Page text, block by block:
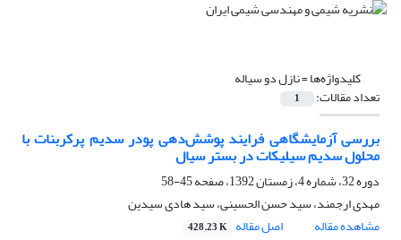
کلیدواژه‌ها =نازل دو سیاله
تعداد مقالات: 1
بررسی آزمایشگاهی فرایند پوشش‌دهی پودر سدیم پرکربنات با
محلول سدیم سیلیکات در بستر سیال
دوره 32، شماره 4، زمستان 1392، صفحه
45-58
مهدی ارجمند، سید حسن الحسینی، سید هادی سیدین
مشاهده مقاله
اصل مقاله 428.23 K